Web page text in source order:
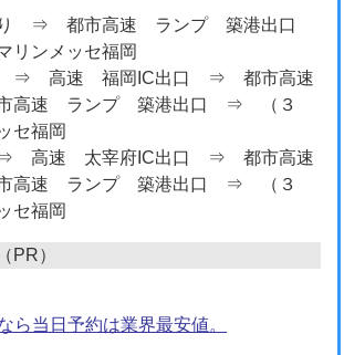
り ⇒ 都市高速 ランプ 築港出口
ンメッセ福岡
⇒ 高速 福岡IC出口 ⇒ 都市高速
市高速 ランプ 築港出口 ⇒ （３
セ福岡
高速 太宰府IC出口 ⇒ 都市高速
市高速 ランプ 築港出口 ⇒ （３
セ福岡
PR）
ら当日予約は業界最安値。